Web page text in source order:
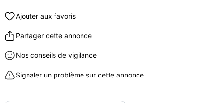
Ajouter aux favoris
Partager cette annonce
Nos conseils de vigilance
Signaler un problème sur cette annonce